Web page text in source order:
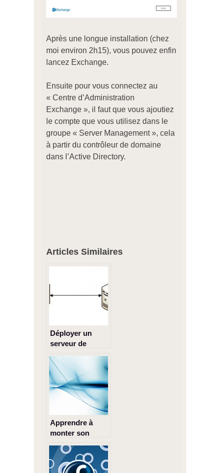
Après une longue installation (chez
moi environ 2h15), vous pouvez enfin
lancez Exchange.
Ensuite pour vous connectez au
« Centre d’Administration
Exchange », il faut que vous ajoutiez
le compte que vous utilisez dans le
groupe « Server Management », cela
à partir du contrôleur de domaine
dans l’Active Directory.
Articles Similaires
Déployer un
serveur de
secondaire
Apprendre à
monter son
informatique (e-
book gratuit)